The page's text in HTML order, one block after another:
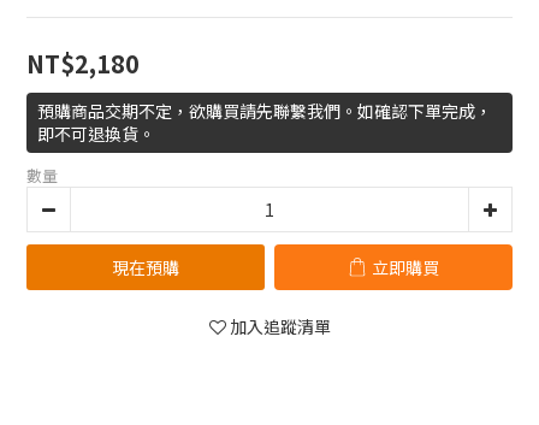
NT$2,180
預購商品交期不定，欲購買請先聯繫我們。如確認下單完成，
即不可退換貨。
數量
現在預購 立即購買
加入追蹤清單